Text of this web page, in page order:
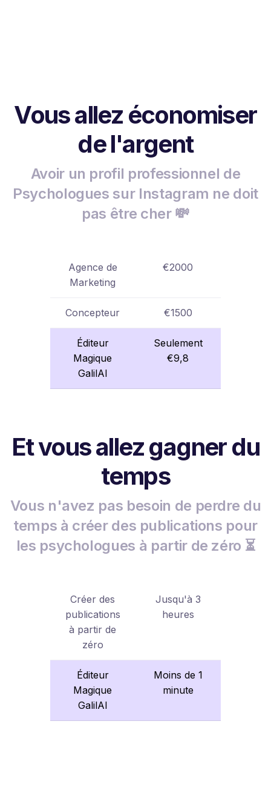
Vous allez économiser
de l'argent
Avoir un profil professionnel de
Psychologues sur Instagram ne doit
pas être cher 💸
Agence de
Marketing
€2000
Concepteur €1500
Éditeur
Magique
GalilAI
Seulement
€9,8
Et vous allez gagner du
temps
Vous n'avez pas besoin de perdre du
temps à créer des publications pour
les psychologues à partir de zéro ⏳
Créer des
publications
à partir de
zéro
Jusqu'à 3
heures
Éditeur
Magique
GalilAI
Moins de 1
minute